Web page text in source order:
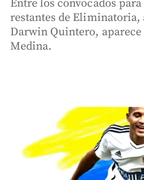
Entre los convocados
restantes de Eliminatoria,
Darwin Quintero, aparece
Medina.